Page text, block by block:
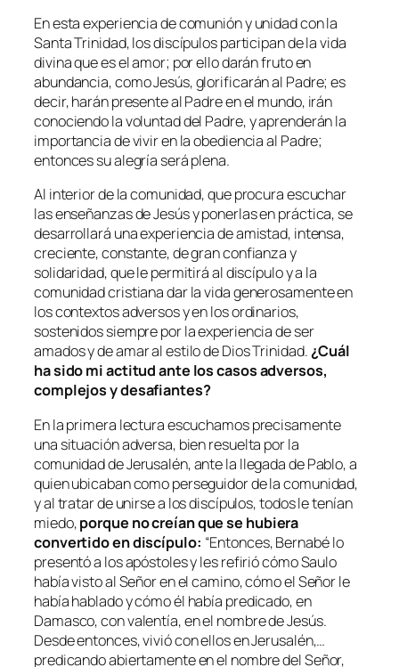
En esta experiencia de comunión y unidad con la
Santa Trinidad, los discípulos participan de la vida
divina que es el amor; por ello darán fruto en
abundancia, como Jesús, glorificarán al Padre; es
decir, harán presente al Padre en el mundo, irán
conociendo la voluntad del Padre, y aprenderán la
importancia de vivir en la obediencia al Padre;
entonces su alegría será plena.
Al interior de la comunidad, que procura escuchar
las enseñanzas de Jesús y ponerlas en práctica, se
desarrollará una experiencia de amistad, intensa,
creciente, constante, de gran confianza y
solidaridad, que le permitirá al discípulo y a la
comunidad cristiana dar la vida generosamente en
los contextos adversos y en los ordinarios,
sostenidos siempre por la experiencia de ser
amados y de amar al estilo de Dios Trinidad.¿Cuál
ha sido mi actitud ante los casos adversos,
complejos y desafiantes?
En la primera lectura escuchamos precisamente
una situación adversa, bien resuelta por la
comunidad de Jerusalén, ante la llegada de Pablo, a
quien ubicaban como perseguidor de la comunidad,
y al tratar de unirse a los discípulos, todos le tenían
miedo,porque no creían que se hubiera
convertido en discípulo: “Entonces, Bernabé lo
presentó a los apóstoles y les refirió cómo Saulo
había visto al Señor en el camino, cómo el Señor le
había hablado y cómo él había predicado, en
Damasco, con valentía, en el nombre de Jesús.
Desde entonces, vivió con ellos en Jerusalén,…
predicando abiertamente en el nombre del Señor,